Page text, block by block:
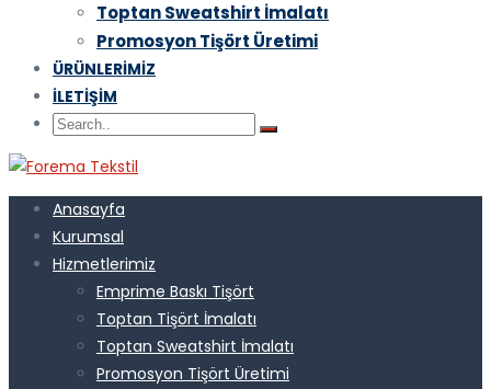
Toptan Sweatshirt İmalatı
Promosyon Tişört Üretimi
ÜRÜNLERIMIZ
İLETIŞIM
Anasayfa
Kurumsal
Hizmetlerimiz
Emprime Baskı Tişört
Toptan Tişört İmalatı
Toptan Sweatshirt İmalatı
Promosyon Tişört Üretimi